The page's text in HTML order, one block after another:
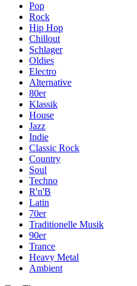
Pop
Rock
Hip Hop
Chillout
Schlager
Oldies
Electro
Alternative
80er
Klassik
House
Jazz
Indie
Classic Rock
Country
Soul
Techno
R'n'B
Latin
70er
Traditionelle Musik
90er
Trance
Heavy Metal
Ambient